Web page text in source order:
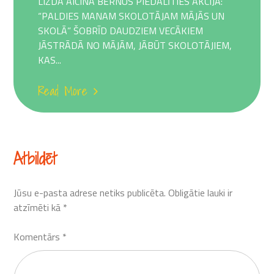
“PALDIES MANAM SKOLOTĀJAM MĀJĀS UN
SKOLĀ” ŠOBRĪD DAUDZIEM VECĀKIEM
JĀSTRĀDĀ NO MĀJĀM, JĀBŪT SKOLOTĀJIEM,
KAS...
Read More
Atbildēt
Jūsu e-pasta adrese netiks publicēta. Obligātie lauki ir
atzīmēti kā *
Komentārs *